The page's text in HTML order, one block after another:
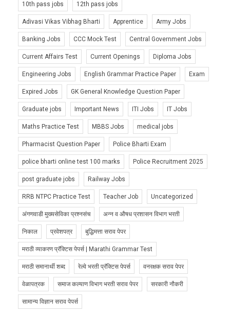
10th pass jobs 12th pass jobs
Adivasi Vikas Vibhag Bharti Apprentice Army Jobs
Banking Jobs CCC Mock Test Central Government Jobs
Current Affairs Test Current Openings Diploma Jobs
Engineering Jobs English Grammar Practice Paper Exam
Expired Jobs GK General Knowledge Question Paper
Graduate jobs Important News ITI Jobs IT Jobs
Maths Practice Test MBBS Jobs medical jobs
Pharmacist Question Paper Police Bharti Exam
police bharti online test 100 marks Police Recruitment 2025
post graduate jobs Railway Jobs
RRB NTPC Practice Test Teacher Job Uncategorized
अंगणवाडी मुख्यसेविका प्रश्नसंच अन्न व औषध प्रशासन विभाग भरती
निकाल प्रवेशपत्र बुद्धिमत्ता सराव पेपर
मराठी व्याकरण प्रॅक्टिस पेपर्स | Marathi Grammar Test
मराठी समानार्थी शब्द रेल्वे भरती प्रॅक्टिस पेपर्स वनरक्षक सराव पेपर
वेळापत्रक समाज कल्याण विभाग भरती सराव पेपर सरकारी नौकरी
सामान्य विज्ञान सराव पेपर्स